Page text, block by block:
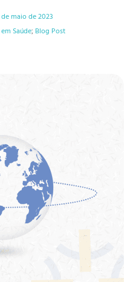
maio de 2023
Saúde; Blog Post